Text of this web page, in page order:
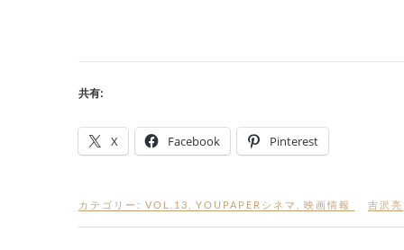
共有:
X Facebook Pinterest
カテゴリー: VOL.13 YOUPAPERシネマ 映画情報 吉沢亮